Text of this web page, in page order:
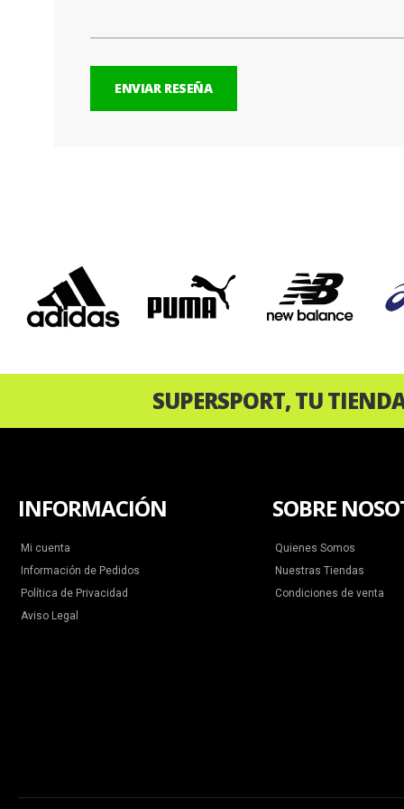
ENVIAR RESEÑA
‹
SUPERSPORT, TU
INFORMACIÓN
Mi cuenta
Información de Pedidos
Política de Privacidad
Aviso Legal
SOBRE
Quienes Somos
Nuestras Tiendas
Condiciones de venta